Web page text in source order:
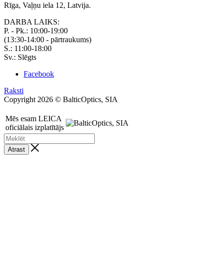
Rīga, Vaļņu iela 12, Latvija.
DARBA LAIKS:
P. - Pk.: 10:00-19:00
(13:30-14:00 - pārtraukums)
S.: 11:00-18:00
Sv.: Slēgts
Facebook
Raksti
Copyright 2026 © BalticOptics, SIA
Mēs esam LEICA
oficiālais izplatītājs
Atrast